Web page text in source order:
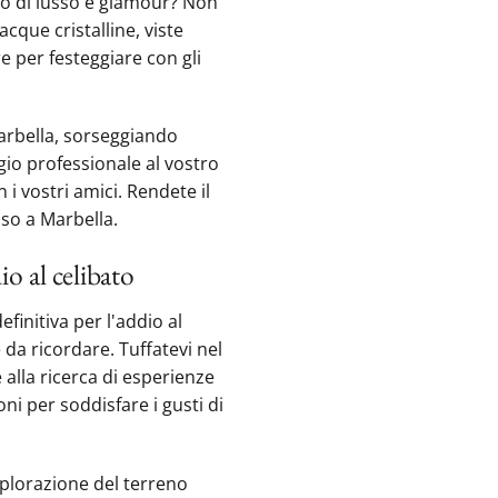
cristalline, viste
per festeggiare con gli
sorseggiando
professionale‍ al vostro
i vostri amici. Rendete il
a Marbella.
al celibato
per l'addio al
ricordare. Tuffatevi‍ nel
ricerca di esperienze
per soddisfare i gusti di
del terreno